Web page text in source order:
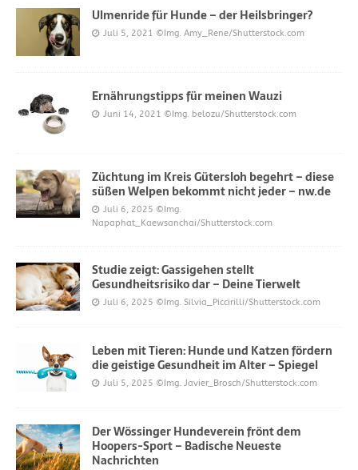
Ulmenride für Hunde – der Heilsbringer?
Juli 5, 2021 ©Img. Amy_Rene/Shutterstock.com
Ernährungstipps für meinen Wauzi
Juni 14, 2021 ©Img. belozu/Shutterstock.com
Züchtung im Kreis Gütersloh begehrt – diese
süßen Welpen bekommt nicht jeder – nw.de
Juli 6, 2025 ©Img.
Napaphat_Kaewsanchai/Shutterstock.com
Studie zeigt: Gassigehen stellt
Gesundheitsrisiko dar – Deine Tierwelt
Juli 6, 2025 ©Img. Silvia_Piccirilli/Shutterstock.com
Leben mit Tieren: Hunde und Katzen fördern
die geistige Gesundheit im Alter – Spiegel
Juli 5, 2025 ©Img. Javier_Brosch/Shutterstock.com
Der Wössinger Hundeverein frönt dem
Hoopers-Sport – Badische Neueste
Nachrichten